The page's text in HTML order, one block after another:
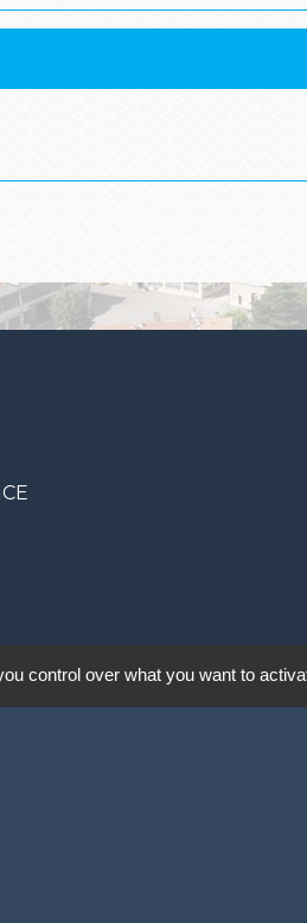
control over what you want to